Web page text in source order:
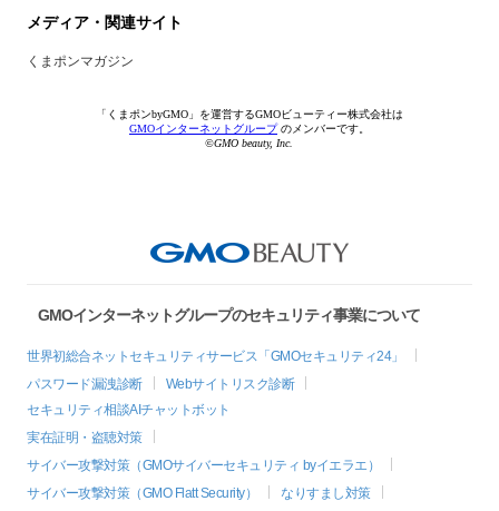
メディア・関連サイト
くまポンマガジン
「くまポンbyGMO」を運営するGMOビューティー株式会社は
GMOインターネットグループのメンバーです。
©GMO beauty, Inc.
GMOインターネットグループのセキュリティ事業について
世界初総合ネットセキュリティサービス「GMOセキュリティ24」
パスワード漏洩診断
Webサイトリスク診断
セキュリティ相談AIチャットボット
実在証明・盗聴対策
サイバー攻撃対策（GMOサイバーセキュリティ byイエラエ）
サイバー攻撃対策（GMO Flatt Security）
なりすまし対策